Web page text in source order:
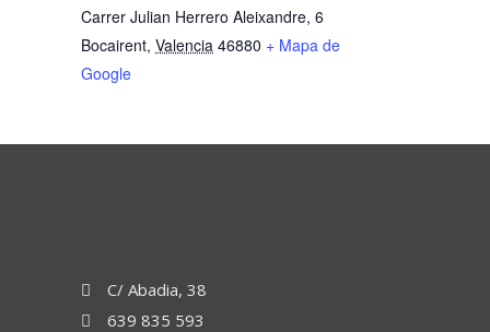
Carrer Julian Herrero Aleixandre, 6
Bocairent, Valencia 46880 + Mapa de
Google
C/ Abadia, 38
639 835 593